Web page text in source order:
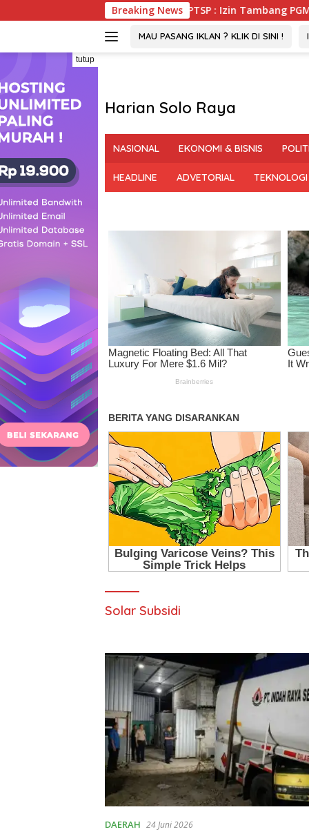
ke
Breaking News
DPMPTSP : Izin Tambang PGM Sah Hingga 2032
MAU PASANG IKLAN ? KLIK DI SINI !
tutup
Harian Solo Raya
Tegas
Bermartabat
NASIONAL EKONOMI & BISNIS
HEADLINE ADVETORIAL TEKNOLOGI
Solar Subsidi
DAERAH 24 Juni 2026